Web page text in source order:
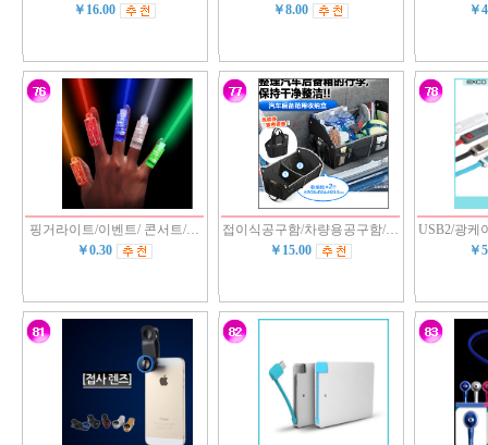
￥16.00
￥8.00
￥
핑거라이트/이벤트/ 콘서트/…
￥0.30
접이식공구함/차량용공구함/…
￥15.00
USB2/광케
￥